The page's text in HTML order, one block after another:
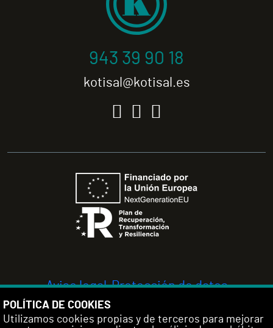
943 39 90 18
kotisal@kotisal.es
Aviso legal Protección de datos
Política de cookies
POLÍTICA DE COOKIES
Utilizamos cookies propias y de terceros para mejorar